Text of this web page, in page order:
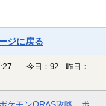
ジに戻る
今日：92 昨日：